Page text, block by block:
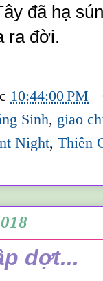
đã hạ
ra đời.
10:44:00 PM
Sinh, giao
Night,Thiên
dợt...